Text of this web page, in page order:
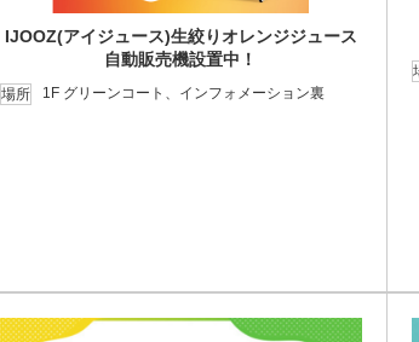
IJOOZ(アイジュース)生絞りオレンジジュース
自動販売機設置中！
場所 1F グリーンコート、インフォメーション裏